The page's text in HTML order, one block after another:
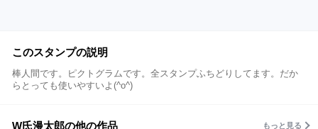
このスタンプの説明
棒人間です。ピクトグラムです。全スタンプふちどりしてます。だか
らとっても使いやすいよ(^o^)
W氏漫太郎の他の作品 もっと見る